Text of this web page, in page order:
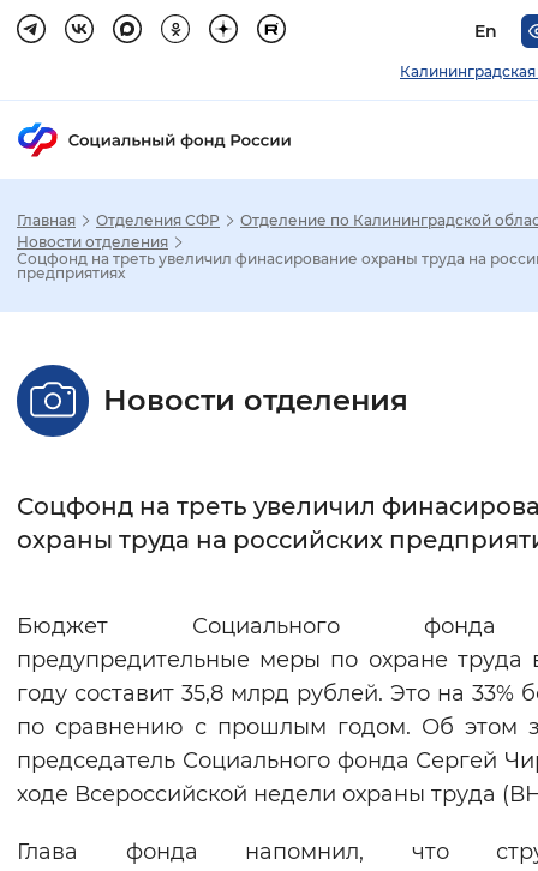
En
Стандартный Увеличенный
Без засечек С засечками
Нормальный Увеличенный
Цвет сайта
Монохромный Инверсивный
Синий фон
Изображения
Главная Отделения СФР
Отделение по Калининградской
Новости отделения
Соцфонд на треть увеличил финасирование охраны труда на
предприятиях
Новости отделения
Соцфонд на треть увеличил
охраны труда на российских
Бюджет Социального
предупредительные меры по охране труда
году составит 35,8 млрд рублей. Это на 33%
по сравнению с прошлым годом. Об этом
председатель Социального фонда Сергей
ходе Всероссийской недели охраны труда
Глава фонда напомнил, что